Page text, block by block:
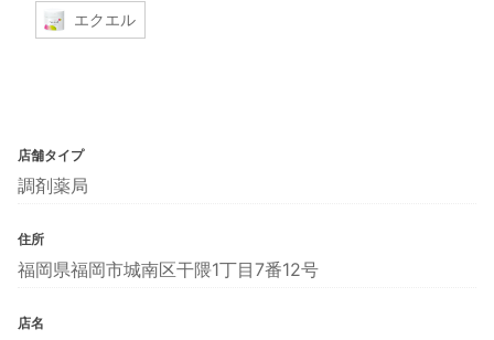
エクエル
店舗タイプ
調剤薬局
住所
福岡県福岡市城南区干隈1丁目7番12号
店名